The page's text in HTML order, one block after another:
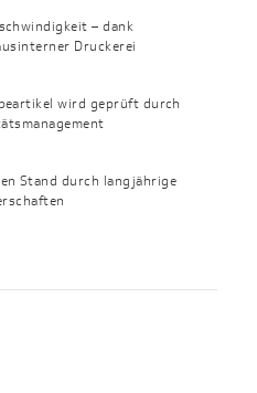
– dank
Druckerei
wird geprüft durch
Stand durch langjährige